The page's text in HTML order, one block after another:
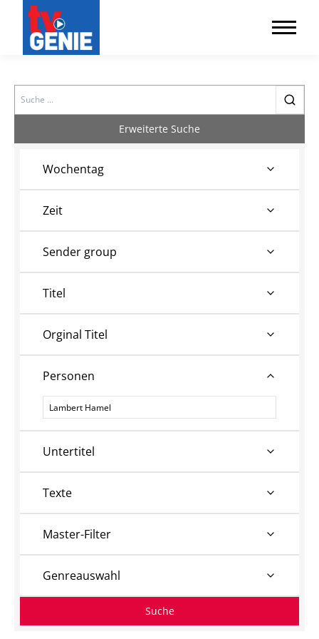
Search
Erweiterte Suche
Wochentag
Zeit
Sender group
Titel
Orginal Titel
Personen
Personen
Untertitel
Texte
Master-Filter
Genreauswahl
Suche